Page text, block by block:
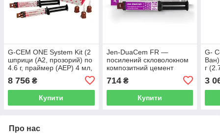
G-CEM ONE System Kit (2
шприци (A2, прозорий) по
4.6 г, праймер (AEP) 4 мл,
8 756 ₴
Купити
Jen-DuaCem FR —
посилений скловолокном
композитний цемент
подвійного затвердіння А2
714₴
Купити
G-
г
3
Про нас